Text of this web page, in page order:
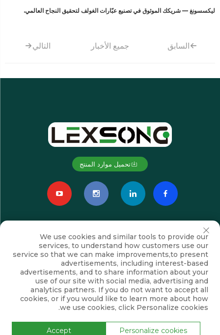
ليكسسونغ — شريكك الموثوق في تصنيع عبّارات الغولف لتحقيق النجاح العالمي.
السابق جميع الأخبار التالي
تحميل موارد المنتج
الاشتراك
حقوق النشر © شركة سوزهو لكسونغ للتجهيزات الكهروميكانيكية المحدودة. جميع
We use cookies and similar tools to provide our
services, to understand how customers use our
service so that we can make improvements,to present
advertisements, including interest-based
advertisements, and to share information about your
use of our site with social media, advertising and
analytics partners. If you do not want to accept all
cookies, or if you would like to learn more about how
we use cookies, click Personalize cookies.
Personalize cookies
Accept